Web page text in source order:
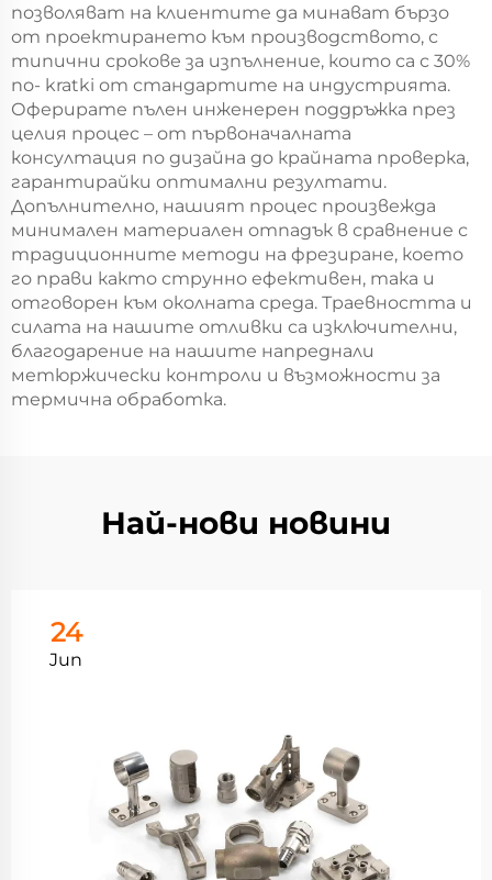
позволяват на клиентите да минават бързо
от проектирането към производството, с
типични срокове за изпълнение, които са с 30%
по- kratki от стандартите на индустрията.
Оферирате пълен инженерен поддръжка през
целия процес – от първоначалната
консултация по дизайна до крайната проверка,
гарантирайки оптимални резултати.
Допълнително, нашият процес произвежда
минимален материален отпадък в сравнение с
традиционните методи на фрезиране, което
го прави както струнно ефективен, така и
отговорен към околната среда. Траевността и
силата на нашите отливки са изключителни,
благодарение на нашите напреднали
метюржически контроли и възможности за
термична обработка.
Най-нови новини
24
Jun